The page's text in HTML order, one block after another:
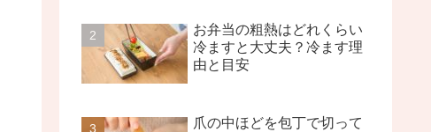
お弁当の粗熱はどれくらい
冷ますと大丈夫？冷ます理
由と目安
爪の中ほどを包丁で切って